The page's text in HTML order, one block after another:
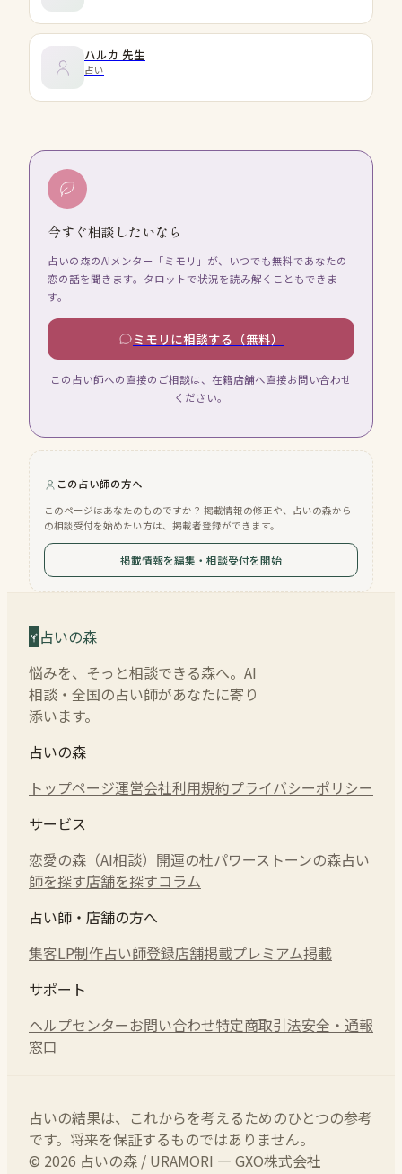
ハルカ 先生
占い
今すぐ相談したいなら
占いの森のAIメンター「ミモリ」が、いつでも無料であなたの
恋の話を聞きます。タロットで状況を読み解くこともできま
す。
ミモリに相談する（無料）
この占い師への直接のご相談は、在籍店舗へ直接お問い合わせ
ください。
この占い師の方へ
このページはあなたのものですか？ 掲載情報の修正や、占いの森から
の相談受付を始めたい方は、掲載者登録ができます。
掲載情報を編集・相談受付を開始
占いの森
悩みを、そっと相談できる森へ。AI
相談・全国の占い師があなたに寄り
添います。
占いの森
トップページ運営会社利用規約プライバシーポリシー
サービス
恋愛の森（AI相談） 開運の杜パワーストーンの森占い
師を探す店舗を探すコラム
占い師・店舗の方へ
集客LP制作占い師登録店舗掲載プレミアム掲載
サポート
ヘルプセンターお問い合わせ特定商取引法安全・通報
窓口
占いの結果は、これからを考えるためのひとつの参考
です。将来を保証するものではありません。
© 2026 占いの森 / URAMORI — GXO株式会社